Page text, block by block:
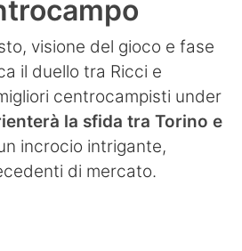
visione del gioco e fase
il duello tra Ricci e
centrocampisti under
la sfida tra Torino e
incrocio intrigante,
di mercato.